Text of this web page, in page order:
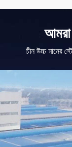
আমরা
চীন উচ্চ মানের